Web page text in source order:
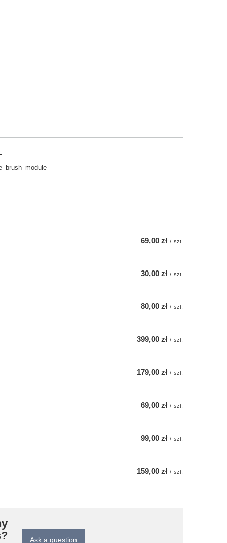
69,00 zł / szt.
30,00 zł / szt.
80,00 zł / szt.
399,00 zł / szt.
179,00 zł / szt.
69,00 zł / szt.
99,00 zł / szt.
159,00 zł / szt.
Ask a question